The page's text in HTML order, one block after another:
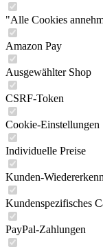
"Alle Cookies
Amazon Pay
Ausgewählter Shop
CSRF-Token
Cookie-Einstellungen
Individuelle Preise
Kunden-
Kundenspezifisches
PayPal-Zahlungen